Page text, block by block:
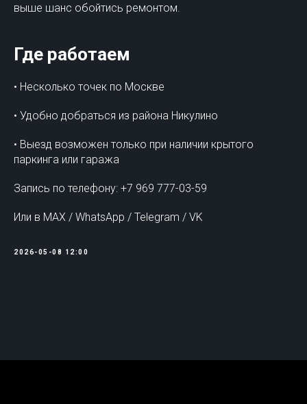
выше шанс обойтись ремонтом.
Где работаем
• Несколько точек по Москве
• Удобно добраться из района Никулино
• Выезд возможен только при наличии крытого
паркинга или гаража
Запись по телефону: +7 969 777-03-59
Или в MAX / WhatsApp / Telegram / VK
2026-05-08 12:00